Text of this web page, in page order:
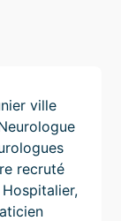
ville
recruté